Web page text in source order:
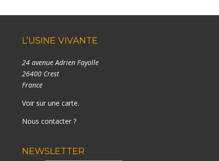
L’USINE VIVANTE
24 avenue Adrien Fayolle
26400 Crest
France
Voir sur une carte.
Nous contacter ?
NEWSLETTER